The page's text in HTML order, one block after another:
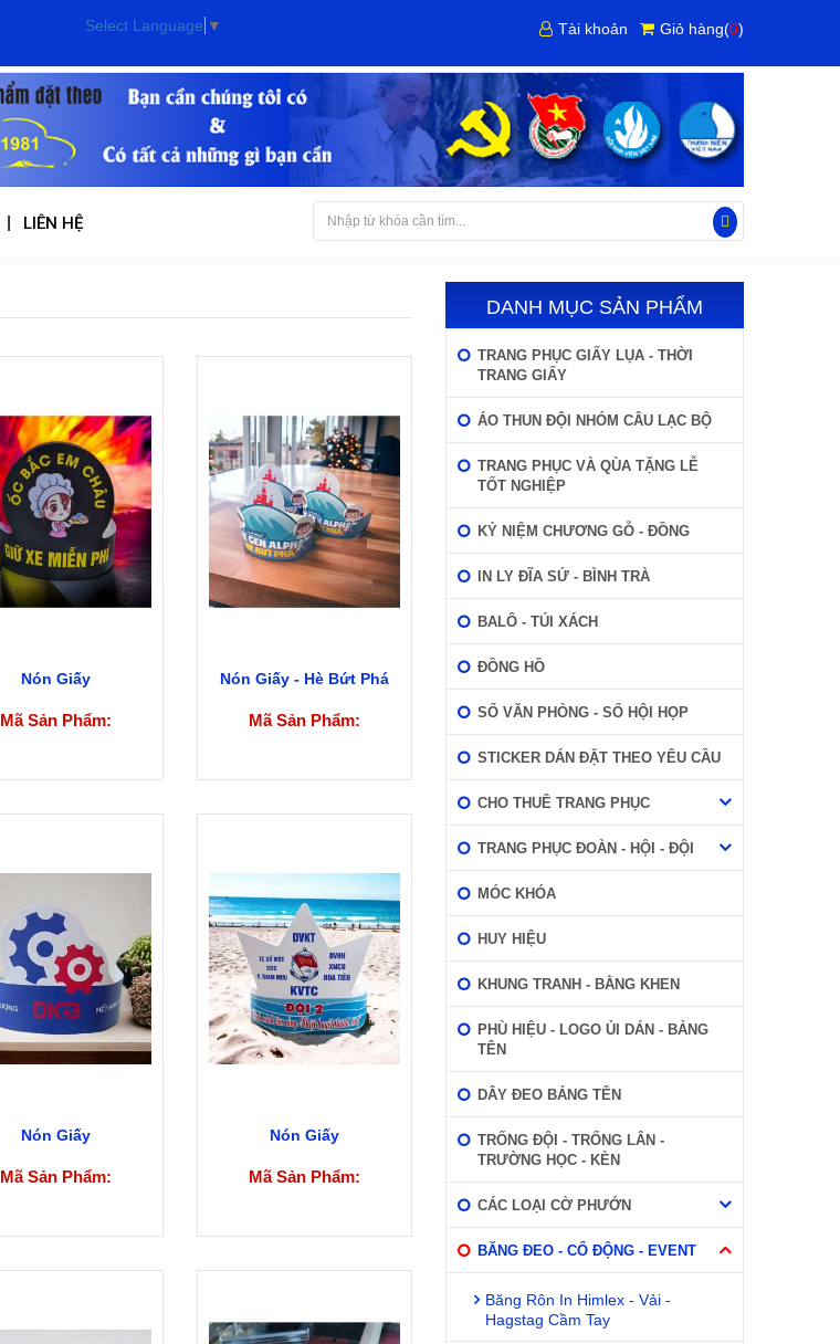
Select Language ▼ Tài khoản Giỏ hàng(0)
| LIÊN HỆ
Nón Giấy
Mã Sản Phẩm:
Nón Giấy - Hè Bứt Phá
Mã Sản Phẩm:
Nón Giấy
Mã Sản Phẩm:
Nón Giấy
Mã Sản Phẩm:
DANH MỤC SẢN PHẨM
TRANG PHỤC GIẤY LỤA - THỜI
TRANG GIẤY
ÁO THUN ĐỘI NHÓM CÂU LẠC BỘ
TRANG PHỤC VÀ QÙA TẶNG LỄ
TỐT NGHIỆP
KỶ NIỆM CHƯƠNG GỖ - ĐỒNG
IN LY ĐĨA SỨ - BÌNH TRÀ
BALÔ - TÚI XÁCH
ĐỒNG HỒ
SỔ VĂN PHÒNG - SỔ HỘI HỌP
STICKER DÁN ĐẶT THEO YÊU CẦU
CHO THUÊ TRANG PHỤC
TRANG PHỤC ĐOÀN - HỘI - ĐỘI
MÓC KHÓA
HUY HIỆU
KHUNG TRANH - BẰNG KHEN
PHÙ HIỆU - LOGO ỦI DÁN - BẢNG
TÊN
DÂY ĐEO BẢNG TÊN
TRỐNG ĐỘI - TRỐNG LÂN -
TRƯỜNG HỌC - KÈN
CÁC LOẠI CỜ PHƯỚN
BĂNG ĐEO - CỔ ĐỘNG - EVENT
Băng Rôn In Himlex - Vải -
Hagstag Cầm Tay